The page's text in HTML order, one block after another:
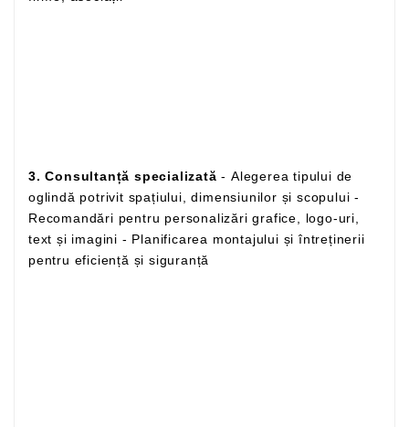
3. Consultanță specializată - Alegerea tipului de
oglindă potrivit spațiului, dimensiunilor și scopului -
Recomandări pentru personalizări grafice, logo-uri,
text și imagini - Planificarea montajului și întreținerii
pentru eficiență și siguranță